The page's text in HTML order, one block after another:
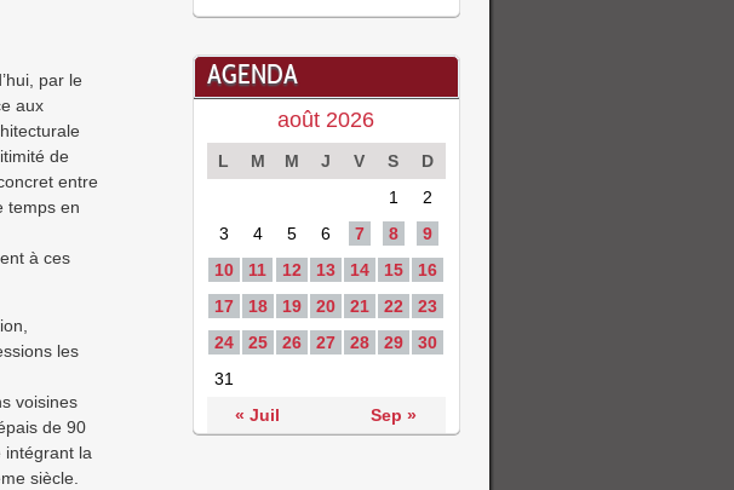
par le
aux
de
entre
temps en
à ces
les
voisines
de 90
intégrant la
siècle.
AGENDA
août 2026
L M M J V S
D
1
2
3
4 5 6 7 8
9
10
11 12 13 14 15
16
17
18 19 20 21 22
23
24
25 26 27 28 29
30
31
« Juil
Sep »